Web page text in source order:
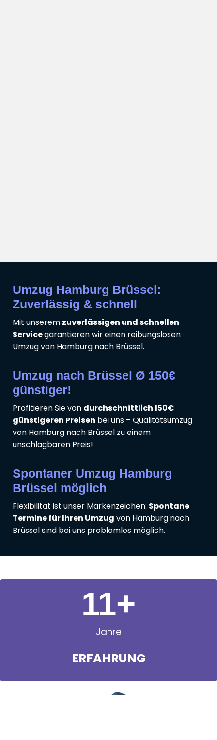
Umzug Hamburg Brüssel:
Zuverlässig & schnell
Mit unserem zuverlässigen und schnellen
Servicegarantieren wir einen reibungslosen
Umzug von Hamburg nach Brüssel.
Umzug nach Brüssel Ø 150€
günstiger!
Profitieren Sie von durchschnittlich 150€
günstigeren Preisen bei uns – Qualitätsumzug
von Hamburg nach Brüssel zu einem
unschlagbaren Preis!
Spontaner Umzug Hamburg
Brüssel möglich
Flexibilität ist unser Markenzeichen: Spontane
Termine für Ihren Umzug von Hamburg nach
Brüssel sind bei uns problemlos möglich.
Jahre
ERFAHRUNG
11+